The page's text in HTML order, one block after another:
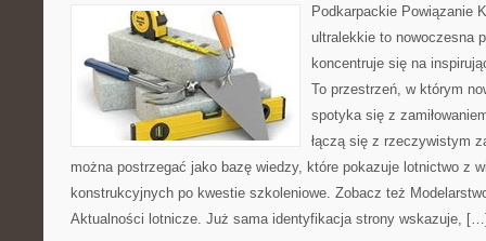
Podkarpackie Powiązanie
ultralekkie to nowoczesna
koncentruje się na
To przestrzeń, w którym
spotyka się z
łączą się z rzeczywistym
można postrzegać jako bazę wiedzy, które pokazuje lotnictwo z
konstrukcyjnych po kwestie szkoleniowe. Zobacz też
Aktualności lotnicze. Już sama identyfikacja strony wskazuje,